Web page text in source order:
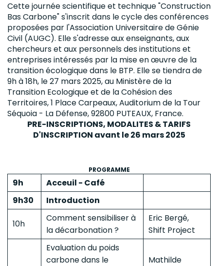
Cette journée scientifique et technique "Construction
Bas Carbone" s'inscrit dans le cycle des conférences
proposées par l'Association Universitaire de Génie
Civil (AUGC). Elle s'adresse aux enseignants, aux
chercheurs et aux personnels des institutions et
entreprises intéressés par la mise en œuvre de la
transition écologique dans le BTP. Elle se tiendra de
9h à 18h, le 27 mars 2025, au Ministère de la
Transition Ecologique et de la Cohésion des
Territoires, 1 Place Carpeaux, Auditorium de la Tour
Séquoia - La Défense, 92800 PUTEAUX, France.
PRE-INSCRIPTIONS, MODALITES & TARIFS
D'INSCRIPTION avant le 26 mars 2025
PROGRAMME
9h
Acceuil - Café
9h30
Introduction
10h
Comment sensibiliser à
la décarbonation ?
Eric Bergé,
Shift Project
Evaluation du poids
carbone dans le
Mathilde